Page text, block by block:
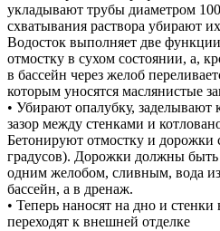
укладывают трубы диаметром
схватывания раствора убирают
Водосток выполняет две
отмостку в сухом состоянии, а,
в бассейн через желоб
которым уносятся маслянистые
• Убирают опалубку,
зазор между стенками и
Бетонируют отмостку и
градусов). Дорожки должны быть
одним желобом, сливным, вода из
бассейн, а в дренаж.
• Теперь наносят на дно и
переходят к внешней отделке